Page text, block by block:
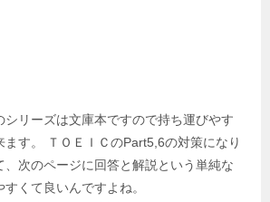
シリーズは文庫本ですので持ち運びやす
ます。 ＴＯＥＩＣのPart5,6の対策になり
、次のページに回答と解説という単純な
くて良いんですよね。